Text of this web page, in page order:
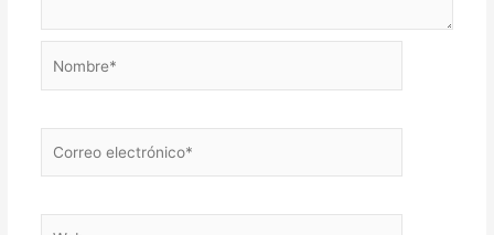
electrónico*